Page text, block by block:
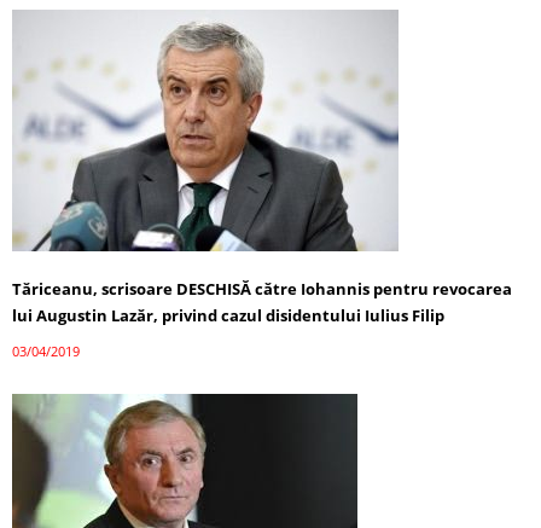
Tăriceanu, scrisoare DESCHISĂ către Iohannis pentru revocarea
lui Augustin Lazăr, privind cazul disidentului Iulius Filip
03/04/2019